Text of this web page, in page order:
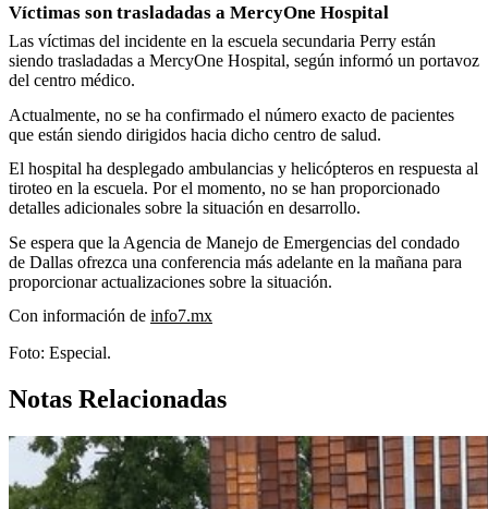
Víctimas son trasladadas a MercyOne Hospital
Las víctimas del incidente en la escuela secundaria Perry están
siendo trasladadas a MercyOne Hospital, según informó un portavoz
del centro médico.
Actualmente, no se ha confirmado el número exacto de pacientes
que están siendo dirigidos hacia dicho centro de salud.
El hospital ha desplegado ambulancias y helicópteros en respuesta al
tiroteo en la escuela. Por el momento, no se han proporcionado
detalles adicionales sobre la situación en desarrollo.
Se espera que la Agencia de Manejo de Emergencias del condado
de Dallas ofrezca una conferencia más adelante en la mañana para
proporcionar actualizaciones sobre la situación.
Con información de info7.mx
Foto: Especial.
Notas Relacionadas